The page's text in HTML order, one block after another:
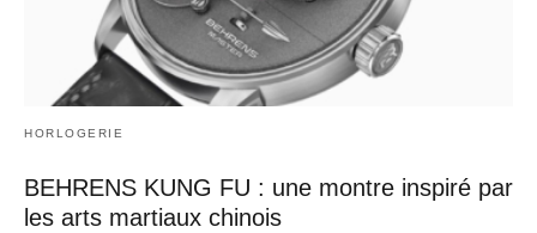
HORLOGERIE
BEHRENS KUNG FU : une montre inspiré par
les arts martiaux chinois